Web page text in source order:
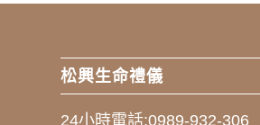
松興生命禮儀
24小時電話:0989-932-306